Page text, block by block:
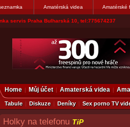
Amatérská videa Amatérské
servis Praha Bulharská 10, tel:775674237
Home Můj účet Amaterská videa
Tabule Diskuze Deníky Sex porno TV
Holky na telefonu TiP